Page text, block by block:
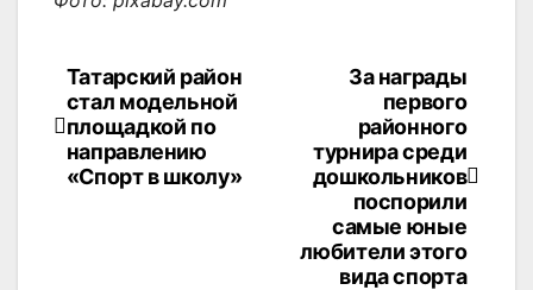
Навигация
по
записям
За награды
первого
районного
турнира среди
дошкольников
поспорили
самые юные
любители этого
вида спорта
Татарский район
стал модельной
площадкой по
направлению
«Спорт в школу»